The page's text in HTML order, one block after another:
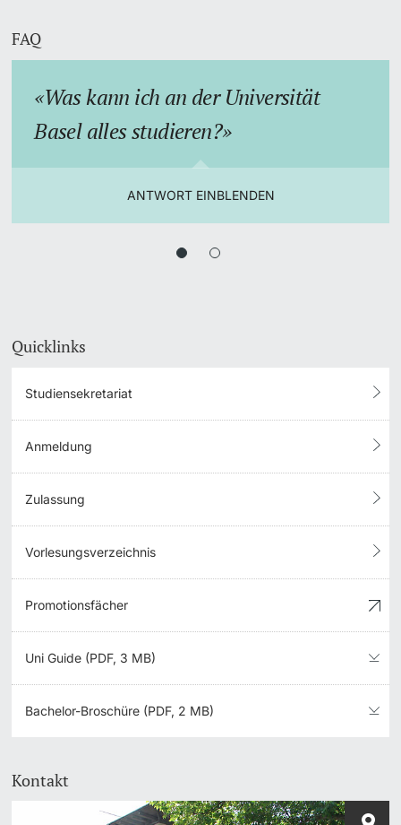
FAQ
Was kann ich an der Universität
Basel alles studieren?
ANTWORT EINBLENDEN
Quicklinks
Studiensekretariat
Anmeldung
Zulassung
Vorlesungsverzeichnis
Promotionsfächer
Uni Guide (PDF, 3 MB)
Bachelor-Broschüre (PDF, 2 MB)
Kontakt